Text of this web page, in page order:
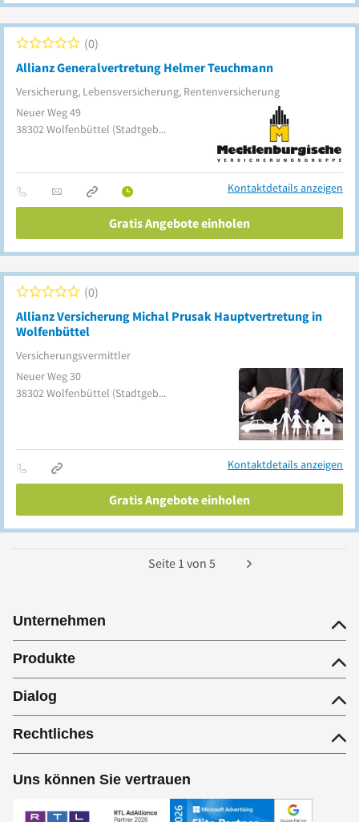
Allianz Generalvertretung Helmer Teuchmann
Versicherung, Lebensversicherung, Rentenversicherung
0
Neuer Weg 49
38302Wolfenbüttel (Stadtgebiet)
Kontaktdetails anzeigen
Gratis Angebote einholen
Allianz Versicherung Michal Prusak Hauptvertretung in
Wolfenbüttel
Versicherungsvermittler
0
Neuer Weg 30
38302Wolfenbüttel (Stadtgebiet)
Kontaktdetails anzeigen
Gratis Angebote einholen
Seite 1 von 5
Unternehmen
Produkte
Dialog
Rechtliches
Uns können Sie vertrauen